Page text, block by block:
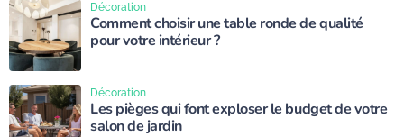
Comment choisir une table ronde de qualité
pour votre intérieur ?
Décoration
Les pièges qui font exploser le budget de votre
salon de jardin
Décoration